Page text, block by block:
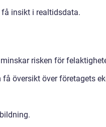
insikt i realtidsdata.
risken för
översikt över företagets